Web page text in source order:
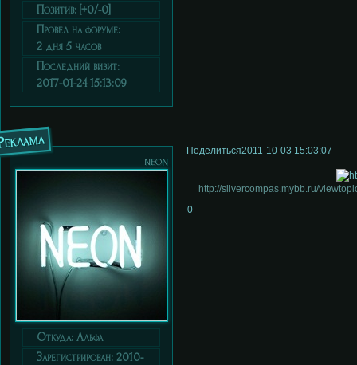
Позитив: [+0/-0]
Провел на форуме:
2 дня 5 часов
Последний визит:
2017-01-24 15:13:09
Поделиться2011-10-03 15:03:07
neon
Откуда: Альфа
Зарегистрирован: 2010-
http://silvercompas.mybb.ru/
0